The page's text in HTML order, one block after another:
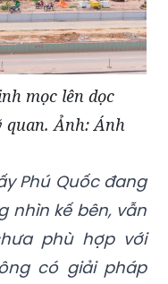
mọc lên dọc
quan. Ảnh: Ánh
Phú Quốc đang
nhìn kế bên, vẫn
phù hợp với
có giải pháp